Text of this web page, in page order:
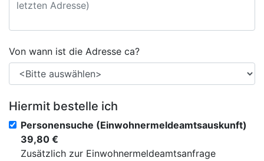
Von wann ist die Adresse ca?
Hiermit bestelle ich
Personensuche (Einwohnermeldeamtsauskunft)
39,80 €
Zusätzlich zur Einwohnermeldeamtsanfrage